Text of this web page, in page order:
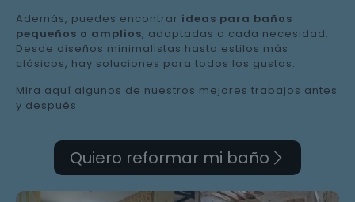
Además, puedes encontrar ideas para baños
pequeños o amplios, adaptadas a cada necesidad.
Desde diseños minimalistas hasta estilos más
clásicos, hay soluciones para todos los gustos.
Mira aquí algunos de nuestros mejores trabajos antes
y después.
Quiero reformar mi baño